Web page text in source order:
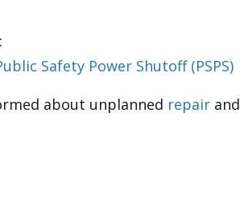
Safety Power Shutoff (PSPS)
about unplanned repair and